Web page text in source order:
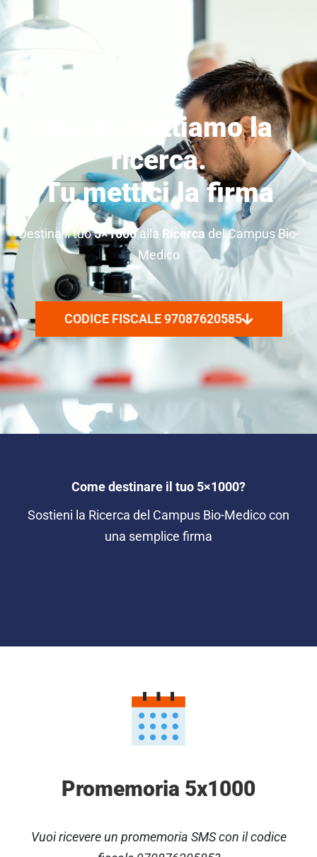
Noi ci mettiamo la
ricerca.
Tu mettici la firma
Destina il tuo5×1000alla Ricerca del Campus Bio-
Medico
CODICE FISCALE 97087620585
Come destinare il tuo 5×1000?
Sostieni la Ricerca del Campus Bio-Medico con
una semplice firma
Promemoria 5x1000
Vuoi ricevere un promemoria SMS con il codice